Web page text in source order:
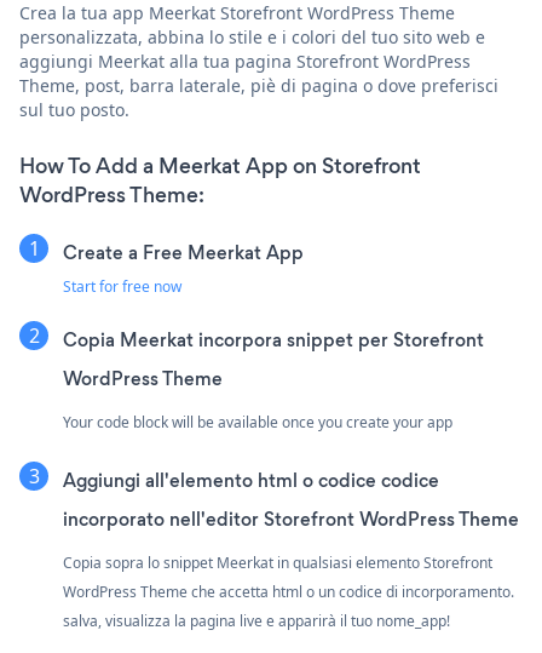
Crea la tua app Meerkat Storefront WordPress Theme
personalizzata, abbina lo stile e i colori del tuo sito web e
aggiungi Meerkat alla tua pagina Storefront WordPress
Theme, post, barra laterale, piè di pagina o dove preferisci
sul tuo posto.
How To Add a Meerkat App on Storefront
WordPress Theme:
Create a Free Meerkat App
Start for free now
Copia Meerkat incorpora snippet per Storefront
WordPress Theme
Your code block will be available once you create your app
Aggiungi all'elemento html o codice codice
incorporato nell'editor Storefront WordPress Theme
Copia sopra lo snippet Meerkat in qualsiasi elemento Storefront
WordPress Theme che accetta html o un codice di incorporamento.
salva, visualizza la pagina live e apparirà il tuo nome_app!